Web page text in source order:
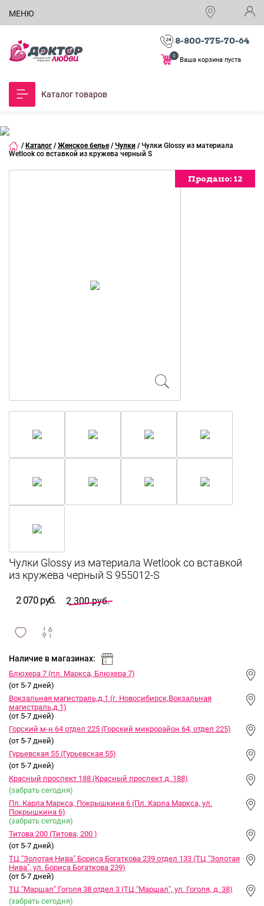
МЕНЮ
8-800-775-70-64
Ваша корзина пуста
0
Каталог товаров
/ Каталог / Женское белье / Чулки / Чулки Glossy из материала
Wetlook со вставкой из кружева черный S
Продано: 12
Продано: 12
Продано: 12
Продано: 12
Продано: 12
Продано: 12
Продано: 12
Продано: 12
Продано: 12
2 070 руб. 2 300 руб.
и
Наличие в магазинах:
Блюхера 7 (пл. Маркса, Блюхера 7)
(от 5-7 дней)
Вокзальная магистраль,д.1 (г. Новосибирск,Вокзальная
магистраль,д.1)
(от 5-7 дней)
Горский м-н 64 отдел 225 (Горский микрорайон 64, отдел 225)
(от 5-7 дней)
Гурьевская 55 (Гурьевская 55)
(от 5-7 дней)
Красный проспект 188 (Красный проспект д. 188)
(забрать сегодня)
Пл. Карла Маркса, Покрышкина 6 (Пл. Карла Маркса, ул.
Покрышкина 6)
(забрать сегодня)
Титова 200 (Титова, 200 )
(от 5-7 дней)
ТЦ "Золотая Нива" Бориса Богаткова 239 отдел 133 (ТЦ "Золотая
Нива", ул. Бориса Богаткова 239)
(от 5-7 дней)
ТЦ "Маршал" Гоголя 38 отдел 3 (ТЦ "Маршал", ул. Гоголя, д. 38)
(забрать сегодня)